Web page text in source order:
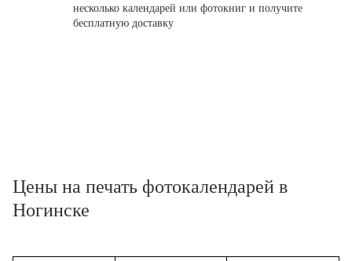
несколько календарей или фотокниг и получите
бесплатную доставку
Цены на печать фотокалендарей в
Ногинске